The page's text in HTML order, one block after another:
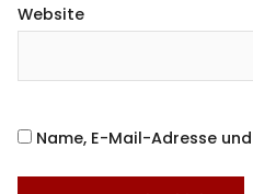
Website
Name, E-Mail-Adresse